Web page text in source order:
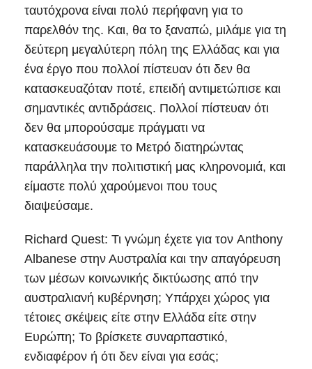
ταυτόχρονα είναι πολύ περήφανη για το
παρελθόν της. Και, θα το ξαναπώ, μιλάμε για τη
δεύτερη μεγαλύτερη πόλη της Ελλάδας και για
ένα έργο που πολλοί πίστευαν ότι δεν θα
κατασκευαζόταν ποτέ, επειδή αντιμετώπισε και
σημαντικές αντιδράσεις. Πολλοί πίστευαν ότι
δεν θα μπορούσαμε πράγματι να
κατασκευάσουμε το Μετρό διατηρώντας
παράλληλα την πολιτιστική μας κληρονομιά, και
είμαστε πολύ χαρούμενοι που τους
διαψεύσαμε.
Richard Quest: Τι γνώμη έχετε για τον Anthony
Albanese στην Αυστραλία και την απαγόρευση
των μέσων κοινωνικής δικτύωσης από την
αυστραλιανή κυβέρνηση; Υπάρχει χώρος για
τέτοιες σκέψεις είτε στην Ελλάδα είτε στην
Ευρώπη; Το βρίσκετε συναρπαστικό,
ενδιαφέρον ή ότι δεν είναι για εσάς;